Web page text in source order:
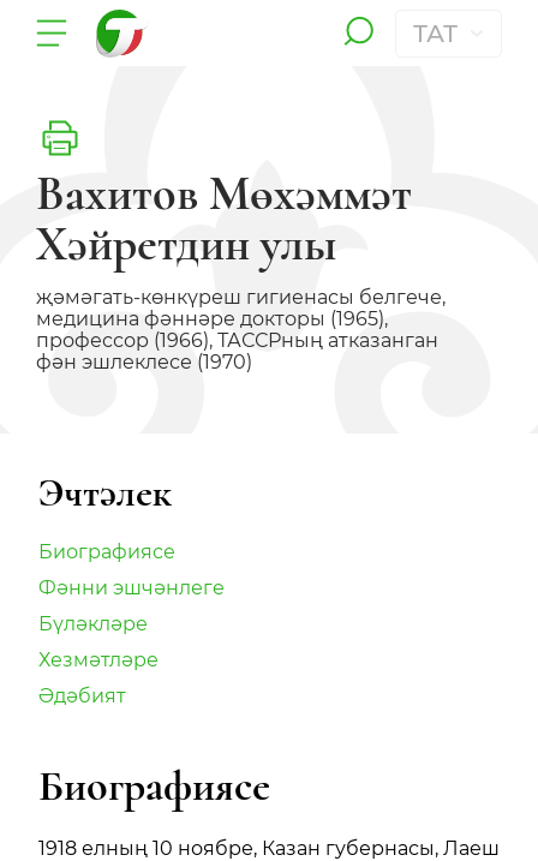
ТАТ
Вахитов Мөхәммәт
Хәйретдин улы
җәмәгать-көнкүреш гигиенасы белгече,
медицина фәннәре докторы (1965),
профессор (1966), ТАССРның атказанган
фән эшлеклесе (1970)
Эчтәлек
Биографиясе
Фәнни эшчәнлеге
Бүләкләре
Хезмәтләре
Әдәбият
Биографиясе
1918 елның 10 ноябре, Казан губернасы, Лаеш